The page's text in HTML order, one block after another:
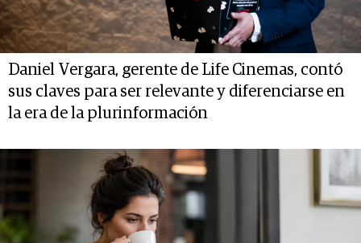
Daniel Vergara, gerente de Life Cinemas, contó
sus claves para ser relevante y diferenciarse en
la era de la plurinformación